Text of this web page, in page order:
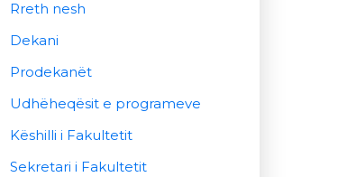
Rreth nesh
Dekani
Prodekanët
Udhëheqësit e programeve
Këshilli i Fakultetit
Sekretari i Fakultetit